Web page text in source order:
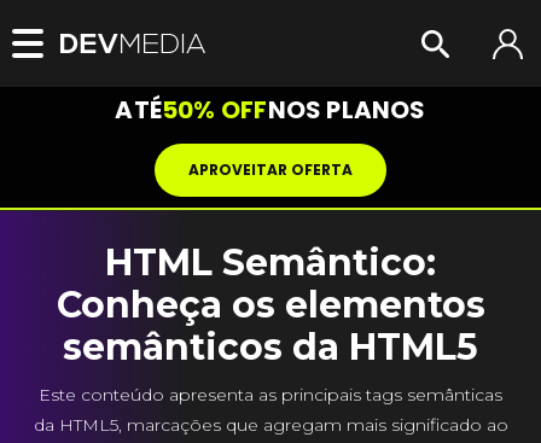
ATÉ50% OFFNOS PLANOS
APROVEITAR OFERTA
HTML Semântico:
Conheça os elementos
semânticos da HTML5
Este conteúdo apresenta as principais tags semânticas
da HTML5, marcações que agregam mais significado ao